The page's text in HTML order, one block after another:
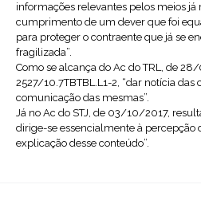
informações relevantes pelos meios já
cumprimento de um dever que foi
para proteger o contraente que já se
fragilizada”.
Como se alcança do Ac do TRL, de
2527/10.7TBTBL.L1-2, “dar notícia das
comunicação das mesmas”.
Já no Ac do STJ, de 03/10/2017,
dirige-se essencialmente à percepção
explicação desse conteúdo”.